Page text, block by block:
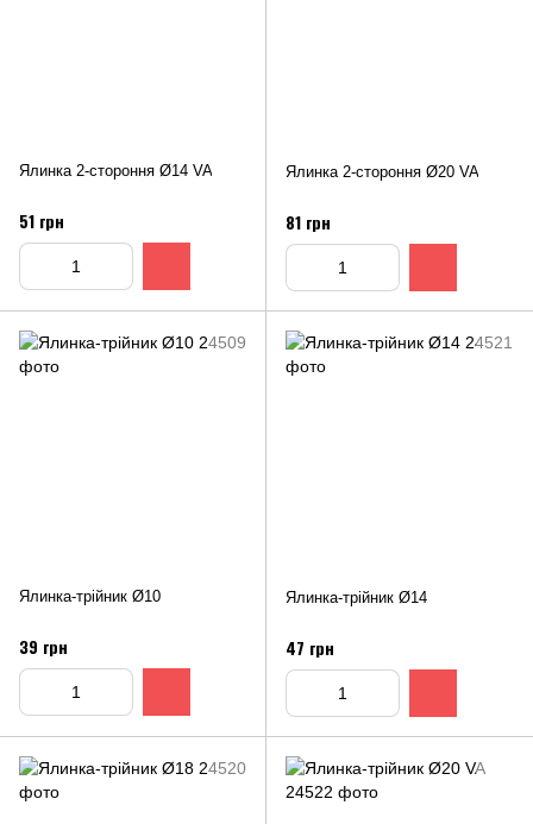
Ялинка 2-стороння Ø14 VA
51 грн
Ялинка 2-стороння Ø20 VA
81 грн
Ялинка-трійник Ø10
39 грн
Ялинка-трійник Ø14
47 грн